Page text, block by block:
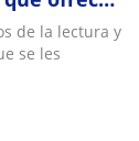
de la lectura y
se les